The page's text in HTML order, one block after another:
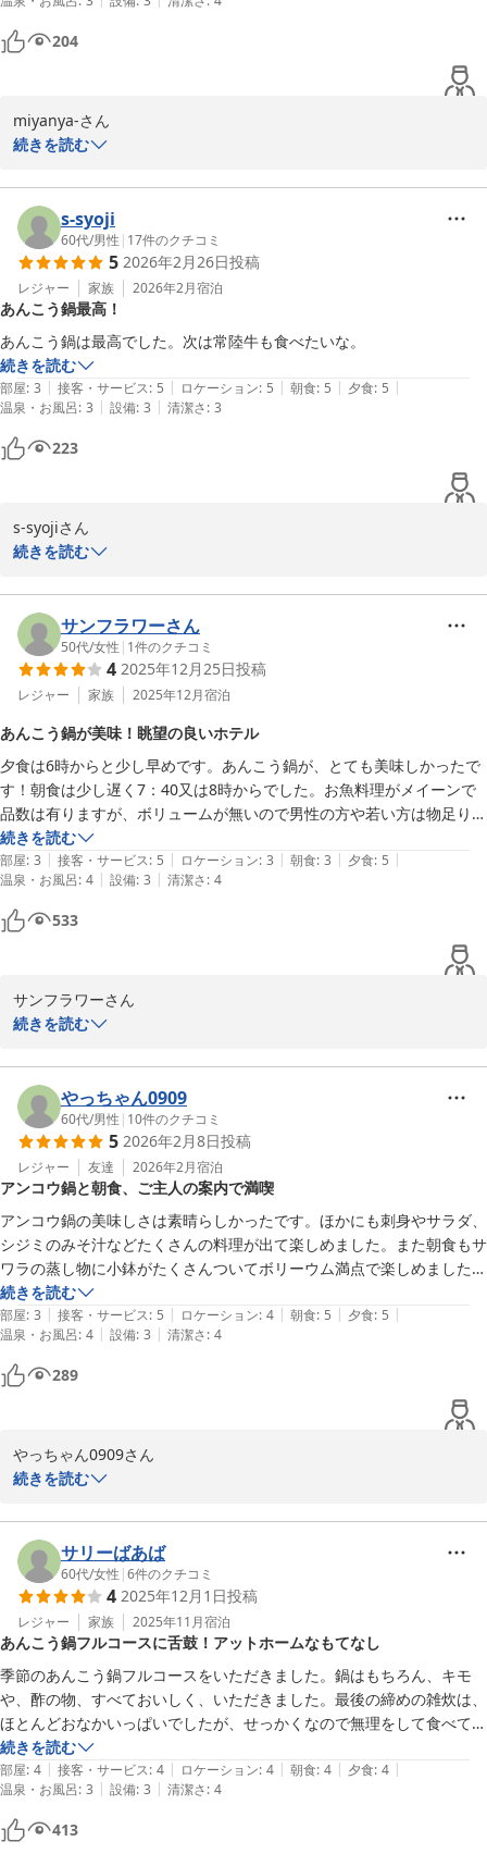
----------------------------------------
あん唐・あんソテー・〆は雑炊
-----------------------------------------
潮騒の宿丸徳　　薄井
潮騒の宿 丸徳
2026-05-08
204
miyanya-さん
ご宿泊ありがとうございました。
あん肝ソテーのソースも
とても美味しいですよね。
女性の方は好きな味だなと思います。
次は少しだけお腹をすかせて
いらしてくださいね♪
◇酒列磯前神社　　　　徒歩１分
----------------------------------------
あんこう鍋フルコースグレードアップ
あん唐・あんソテー・〆は雑炊
-----------------------------------------
秋はコキアとあんこう鍋
潮騒の宿 丸徳
2026-05-08
続きを読む
s-syoji
60代/男性 | 17件のクチコミ
5 2026年2月26日投稿
レジャー 家族 2026年2月宿泊
あんこう鍋最高！
あんこう鍋は最高でした。次は常陸牛も食べたいな。
続きを読む
部屋: 3 | 接客・サービス: 5 | ロケーション: 5 | 朝食: 5 | 夕食: 5 |
温泉・お風呂: 3 | 設備: 3 | 清潔さ: 3
223
s-syojiさん
ご利用いただきありがとうございます。
あんこう鍋はもちろん！
あんこう唐揚げ・あん肝ソテーも
ぜひぜひ、またのお越しお待ちしております♪
お肉・・常陸牛プラン
お魚・・海鮮おまかせプラン
とちらも・・よくばりプラン
お好きなプランがお選びいただけます★
あんこう鍋フルコースグレードアップ
極旨あんこう鍋・あん肝・とも酢
〜秋はコキアとあんこう鍋〜
潮騒の宿 丸徳
2026-05-08
続きを読む
サンフラワーさん
50代/女性 | 1件のクチコミ
4 2025年12月25日投稿
レジャー 家族 2025年12月宿泊
あんこう鍋が美味！眺望の良いホテル
夕食は6時からと少し早めです。あんこう鍋が、とても美味しかったで
す！朝食は少し遅く7：40又は8時からでした。お魚料理がメイーンで
品数は有りますが、ボリュームが無いので男性の方や若い方は物足りな
いと思いました。シジミ汁は、とても美味しかったです！お食事処とお
風呂場からは、海が見えて綺麗でした！朝風呂は、6時半から8時半ま
でですが、朝食の時間もあるので、ゆっくり入れなかったのが、残念で
した。
スタッフの皆さんとても丁寧なおもてなしでチェックアウト後も　最後
続きを読む
部屋: 3 | 接客・サービス: 5 | ロケーション: 3 | 朝食: 3 | 夕食: 5 |
温泉・お風呂: 4 | 設備: 3 | 清潔さ: 4
533
サンフラワーさん
お越しいただきありがとうございます。
あんこう鍋も！
お食事会場からの絶景も！
ぜひ一度はみなさんに足を運んでいただきたい♪
お夕食をメインに召しあがって頂きたいので
夜はボリュームがあり
朝は程よい量でご準備をしております。
もし朝の量が足りないようであれば
白ごはんのおかわりも可能となっております。
時期により他プランもございますので
＊お料理内容は、季節により変更あり
-----------------------------------------
あんこう鍋基本プラン
極旨あんこう土鍋・あん肝とも酢
近海唐揚・茶わんむし・〆は雑炊
-----------------------------------------
地魚取扱店☆☆常陸牛認証店
潮騒の宿 丸徳
続きを読む
やっちゃん0909
60代/男性 | 10件のクチコミ
5 2026年2月8日投稿
レジャー 友達 2026年2月宿泊
アンコウ鍋と朝食、ご主人の案内で満喫
アンコウ鍋の美味しさは素晴らしかったです。ほかにも刺身やサラダ、
シジミのみそ汁などたくさんの料理が出て楽しめました。また朝食もサ
ワラの蒸し物に小鉢がたくさんついてボリーウム満点で楽しめました。
何よりご主人が気さくな方で、近隣の酒列磯前神社見どころ案内などを
していただき、ひたちなかを楽しむことができました。
続きを読む
部屋: 3 | 接客・サービス: 5 | ロケーション: 4 | 朝食: 5 | 夕食: 5 |
温泉・お風呂: 4 | 設備: 3 | 清潔さ: 4
289
やっちゃん0909さん
ご宿泊ありがとうございました。
当館は、海が近いので
地の魚達を使った
さまざまなお料理をご提供しております。
話尽きないお連れ様と一緒に
またのご来館お待ちしております♪
・酒列磯前神社　大洗神社と兄弟神社
続きを読む
サリーばあば
60代/女性 |6件のクチコミ
4 2025年12月1日投稿
レジャー 家族 2025年11月宿泊
あんこう鍋フルコースに舌鼓！アットホームなもてなし
季節のあんこう鍋フルコースをいただきました。鍋はもちろん、キモ
や、酢の物、すべておいしく、いただきました。最後の締めの雑炊は、
ほとんどおなかいっぱいでしたが、せっかくなので無理をして食べてき
ました。やはり、食べて正解。食べなければ悔いが残ったかも。お店の
方々も、みなさん、優しく、丁寧なアットホームな接待で満足でした。
近くの神社のことなど詳しく説明いただき、宝くじも、購入してきまし
た。並んでますよ。の言葉通り大行列で、これまた、びっくりでした。
お風呂のドア？戸？が、乏しい作りで一人で入るのに少し怖かった。階
続きを読む
部屋: 4 | 接客・サービス: 4 | ロケーション: 4 | 朝食: 4 | 夕食: 4 |
温泉・お風呂: 3 | 設備: 3 | 清潔さ: 4
413